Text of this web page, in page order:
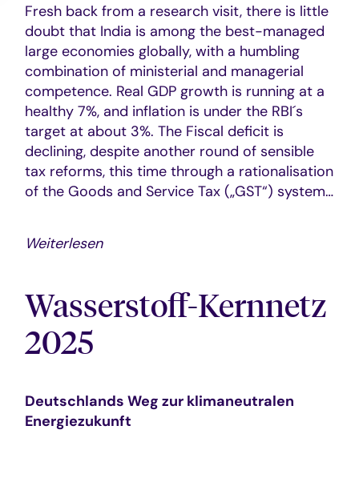
Fresh back from a research visit, there is little
doubt that India is among the best-managed
large economies globally, with a humbling
combination of ministerial and managerial
competence. Real GDP growth is running at a
healthy 7%, and inflation is under the RBI´s
target at about 3%. The Fiscal deficit is
declining, despite another round of sensible
tax reforms, this time through a rationalisation
of the Goods and Service Tax („GST“) system…
Weiterlesen
Wasserstoff-Kernnetz
2025
Deutschlands Weg zur klimaneutralen
Energiezukunft